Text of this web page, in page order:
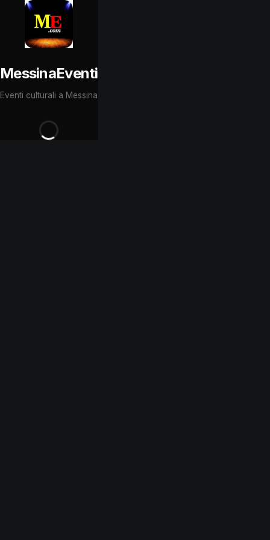
MessinaEventi
Eventi culturali a Messina